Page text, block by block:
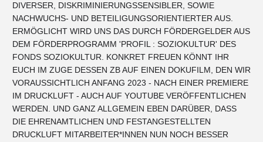
DIVERSER, DISKRIMINIERUNGSSENSIBLER, SOWIE
NACHWUCHS- UND BETEILIGUNGSORIENTIERTER AUS.
ERMÖGLICHT WIRD UNS DAS DURCH FÖRDERGELDER AUS
DEM FÖRDERPROGRAMM 'PROFIL : SOZIOKULTUR' DES
FONDS SOZIOKULTUR. KONKRET FREUEN KÖNNT IHR
EUCH IM ZUGE DESSEN ZB AUF EINEN DOKUFILM, DEN WIR
VORAUSSICHTLICH ANFANG 2023 - NACH EINER PREMIERE
IM DRUCKLUFT - AUCH AUF YOUTUBE VERÖFFENTLICHEN
WERDEN. UND GANZ ALLGEMEIN EBEN DARÜBER, DASS
DIE EHRENAMTLICHEN UND FESTANGESTELLTEN
DRUCKLUFT MITARBEITER*INNEN NUN NOCH BESSER